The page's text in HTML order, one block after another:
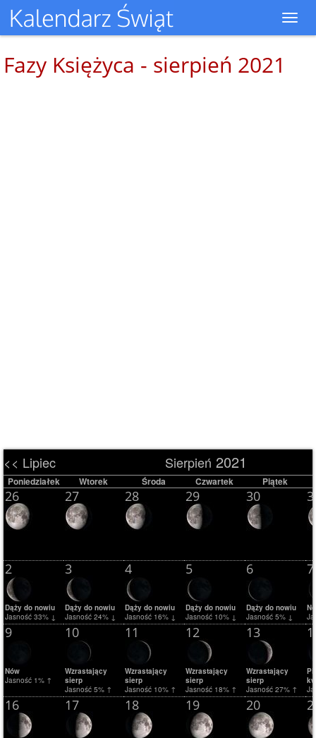
Fazy Księżyca - sierpień 2021
<< Lipiec Sierpień 2021
Poniedziałek Wtorek Środa Czwartek Piątek
26 27 28 29 30
2
Dąży do nowiu
Jasność 33% ↓
3
Dąży do nowiu
Jasność 24% ↓
4
Dąży do nowiu
Jasność 16% ↓
5
Dąży do nowiu
Jasność 10% ↓
6
Dąży do nowiu
Jasność 5% ↓
7
9
Nów
Jasność 1% ↑
10
Wzrastający
sierp
Jasność 5% ↑
11
Wzrastający
sierp
Jasność 10% ↑
12
Wzrastający
sierp
Jasność 18% ↑
13
Wzrastający
sierp
Jasność 27% ↑
16 17 18 19 20